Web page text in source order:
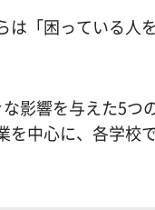
「困っている人
影響を与えた5つ
中心に、各学校